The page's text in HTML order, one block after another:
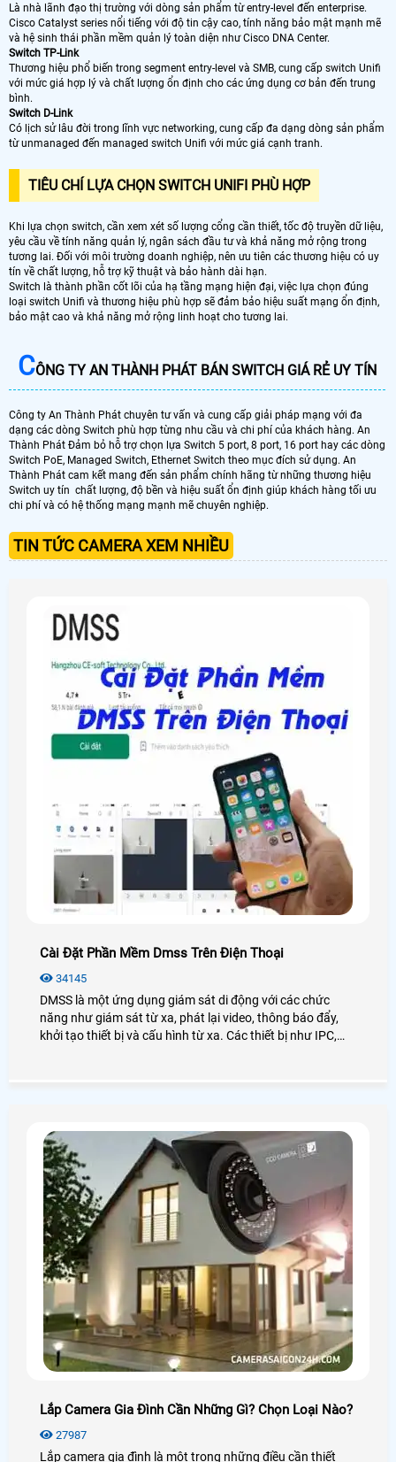
Là nhà lãnh đạo thị trường với dòng sản phẩm từ entry-level đến enterprise.
Cisco Catalyst series nổi tiếng với độ tin cậy cao, tính năng bảo mật mạnh mẽ
và hệ sinh thái phần mềm quản lý toàn diện như Cisco DNA Center.
Switch TP-Link
Thương hiệu phổ biến trong segment entry-level và SMB, cung cấp switch Unifi
với mức giá hợp lý và chất lượng ổn định cho các ứng dụng cơ bản đến trung
bình.
Switch D-Link
Có lịch sử lâu đời trong lĩnh vực networking, cung cấp đa dạng dòng sản phẩm
từ unmanaged đến managed switch Unifi với mức giá cạnh tranh.
TIÊU CHÍ LỰA CHỌN SWITCH UNIFI PHÙ HỢP
Khi lựa chọn switch, cần xem xét số lượng cổng cần thiết, tốc độ truyền dữ liệu,
yêu cầu về tính năng quản lý, ngân sách đầu tư và khả năng mở rộng trong
tương lai. Đối với môi trường doanh nghiệp, nên ưu tiên các thương hiệu có uy
tín về chất lượng, hỗ trợ kỹ thuật và bảo hành dài hạn.
Switch là thành phần cốt lõi của hạ tầng mạng hiện đại, việc lựa chọn đúng
loại switch Unifi và thương hiệu phù hợp sẽ đảm bảo hiệu suất mạng ổn định,
bảo mật cao và khả năng mở rộng linh hoạt cho tương lai.
CÔNG TY AN THÀNH PHÁT BÁN SWITCH GIÁ RẺ UY TÍN
Công ty An Thành Phát chuyên tư vấn và cung cấp giải pháp mạng với đa
dạng các dòng Switch phù hợp từng nhu cầu và chi phí của khách hàng. An
Thành Phát Đảm bỏ hỗ trợ chọn lựa Switch 5 port, 8 port, 16 port hay các dòng
Switch PoE, Managed Switch, Ethernet Switch theo mục đích sử dụng. An
Thành Phát cam kết mang đến sản phẩm chính hãng từ những thương hiệu
Switch uy tín chất lượng, độ bền và hiệu suất ổn định giúp khách hàng tối ưu
chi phí và có hệ thống mạng mạnh mẽ chuyên nghiệp.
TIN TỨC CAMERA XEM NHIỀU
Cài Đặt Phần Mềm Dmss Trên Điện Thoại
34145
DMSS là một ứng dụng giám sát di động với các chức
năng như giám sát từ xa, phát lại video, thông báo đẩy,
khởi tạo thiết bị và cấu hình từ xa. Các thiết bị như IPC,
Lắp Camera Gia Đình Cần Những Gì? Chọn Loại Nào?
27987
Lắp camera gia đình là một trong những điều cần thiết